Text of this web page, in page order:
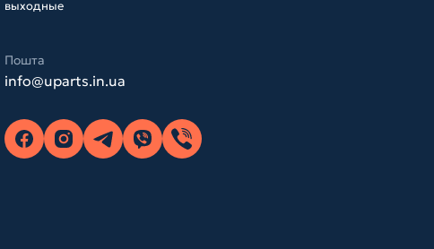
выходные
Пошта
info@uparts.in.ua